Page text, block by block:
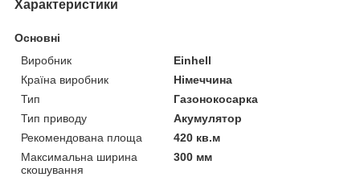
Характеристики
Основні
Виробник
Einhell
Країна виробник
Німеччина
Тип
Газонокосарка
Тип приводу
Акумулятор
Рекомендована площа
420 кв.м
Максимальна ширина
скошування
300 мм